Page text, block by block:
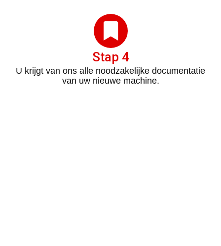
Stap 4
U krijgt van ons alle noodzakelijke documentatie
van uw nieuwe machine.